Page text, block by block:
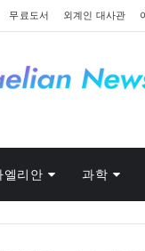
무료도서 외계인 대사관
엘리안 과학